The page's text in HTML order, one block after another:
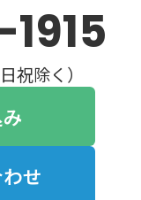
祝除く）
せ